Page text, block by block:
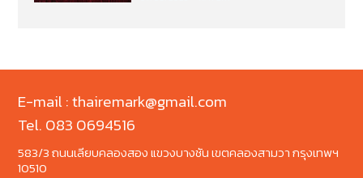
E-mail : thairemark@gmail.com
Tel. 083 0694516
583/3 ถนนเลียบคลองสอง แขวงบางชัน เขตคลองสามวา กรุงเทพฯ
10510